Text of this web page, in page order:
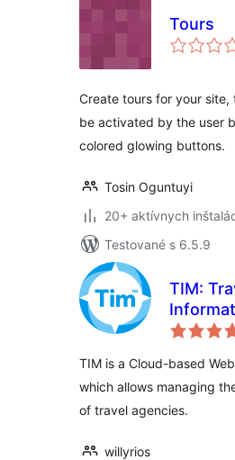
Tours
Create tours for your site,
be activated by the user
colored glowing buttons.
Tosin Oguntuyi
20+ aktívnych
Testované s 6.5.9
TIM:
TIM is a Cloud-based
which allows managing
of travel agencies.
willyrios